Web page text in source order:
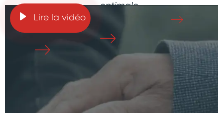
ou
rénovation.
optimale.
Lire la vidéo